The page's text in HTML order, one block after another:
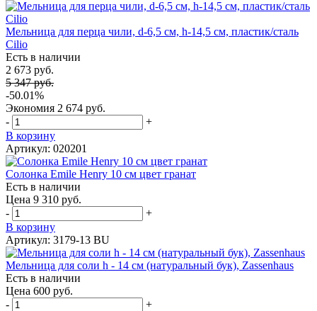
Мельница для перца чили, d-6,5 см, h-14,5 см, пластик/сталь
Cilio
Есть в наличии
2 673 руб.
5 347 руб.
-50.01%
Экономия 2 674 руб.
-
+
В корзину
Артикул: 020201
Солонка Emile Henry 10 см цвет гранат
Есть в наличии
Цена 9 310 руб.
-
+
В корзину
Артикул: 3179-13 BU
Мельница для соли h - 14 см (натуральный бук), Zassenhaus
Есть в наличии
Цена 600 руб.
-
+